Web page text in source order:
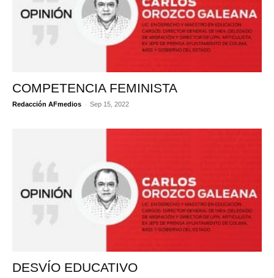
COMPETENCIA FEMINISTA
Redacción AFmedios - Sep 15, 2022
DESVÍO EDUCATIVO